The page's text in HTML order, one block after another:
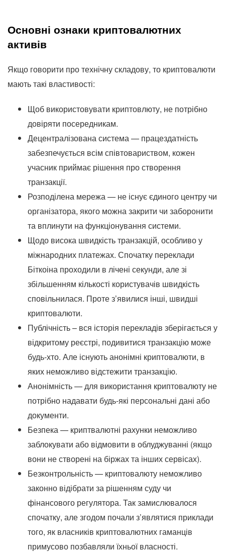
Основні ознаки криптовалютних
активів
Якщо говорити про технічну складову, то криптовалюти
мають такі властивості:
Щоб використовувати криптовлюту, не потрібно
довіряти посередникам.
Децентралізована система — працездатність
забезпечується всім співтовариством, кожен
учасник приймає рішення про створення
транзакції.
Розподілена мережа — не існує єдиного центру чи
організатора, якого можна закрити чи заборонити
та вплинути на функціонування системи.
Щодо висока швидкість транзакцій, особливо у
міжнародних платежах. Спочатку переклади
Біткоіна проходили в лічені секунди, але зі
збільшенням кількості користувачів швидкість
сповільнилася. Проте з’явилися інші, швидші
криптовалюти.
Публічність – вся історія перекладів зберігається у
відкритому реєстрі, подивитися транзакцію може
будь-хто. Але існують анонімні криптовалюти, в
яких неможливо відстежити транзакцію.
Анонімність — для використання криптовалюту не
потрібно надавати будь-які персональні дані або
документи.
Безпека — криптвалютні рахунки неможливо
заблокувати або відмовити в облуджуванні (якщо
вони не створені на біржах та інших сервісах).
Безконтрольність — криптовалюту неможливо
законно відібрати за рішенням суду чи
фінансового регулятора. Так замислювалося
спочатку, але згодом почали з’являтися приклади
того, як власників криптовалютних гаманців
примусово позбавляли їхньої власності.